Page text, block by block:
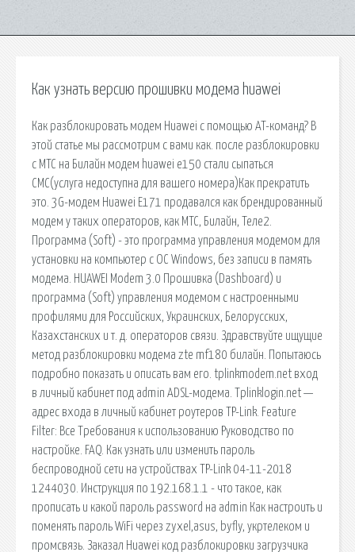
Как узнать версию прошивки модема huawei
Как разблокировать модем Huawei с помощью AT-команд? В
этой статье мы рассмотрим с вами как. после разблокировки
с МТС на Билайн модем huawei e150 стали сыпаться
СМС(услуга недоступна для вашего номера)Как прекратить
это. 3G-модем Huawei E171 продавался как брендированный
модем у таких операторов, как МТС, Билайн, Теле2.
Программа (Soft) - это программа управления модемом для
установки на компьютер с ОС Windows, без записи в память
модема. HUAWEI Modem 3.0 Прошивка (Dashboard) и
программа (Soft) управления модемом с настроенными
профилями для Российских, Украинских, Белорусских,
Казахстанских и т. д. операторов связи. Здравствуйте ищущие
метод разблокировки модема zte mf180 билайн. Попытаюсь
подробно показать и описать вам его. tplinkmodem.net вход
в личный кабинет под admin ADSL-модема. Tplinklogin.net —
адрес входа в личный кабинет роутеров TP-Link. Feature
Filter: Все Требования к использованию Руководство по
настройке. FAQ. Как узнать или изменить пароль
беспроводной сети на устройствах TP-Link 04-11-2018
1244030. Инструкция по 192.168.1.1 - что такое, как
прописать и какой пароль password на admin Как настроить и
поменять пароль WiFi через zyxel,asus, byfly, укртелеком и
промсвязь. Заказал Huawei код разблокировки загрузчика